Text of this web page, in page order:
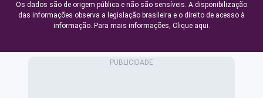
Os dados são de origem pública e não são sensíveis. A disponibilização
das informações observa a legislação brasileira e o direito de acesso à
informação. Para mais informações, Clique aqui.